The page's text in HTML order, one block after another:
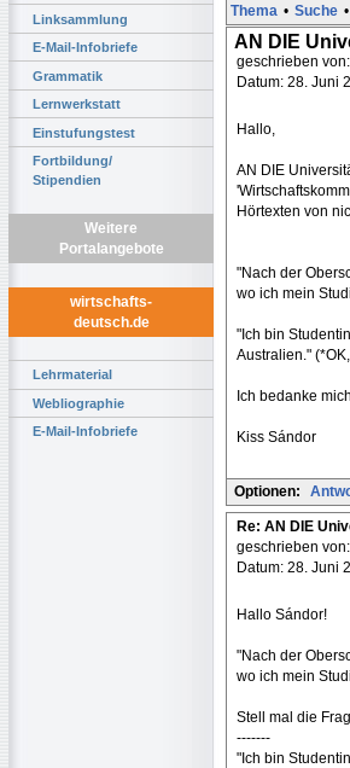
Linksammlung
E-Mail-Infobriefe
Grammatik
Lernwerkstatt
Einstufungstest
Fortbildung/
Stipendien
Weitere
Portalangebote
wirtschafts-
deutsch.de
Lehrmaterial
Webliographie
E-Mail-Infobriefe
Thema • Suche •
AN DIE
geschrieben von:
Datum: 28. Juni
Hallo,
AN DIE
Hörtexten von
"Nach der
wo ich mein
"Ich bin
Australien."
Ich bedanke
Kiss Sándor
Optionen:
Re: AN DIE
geschrieben von:
Datum: 28. Juni
Hallo Sándor!
"Nach der
wo ich mein
Stell mal die
-------
"Ich bin